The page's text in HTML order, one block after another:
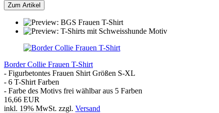
Zum Artikel
Border Collie Frauen T-Shirt
- Figurbetontes Frauen Shirt Größen S-XL
- 6 T-Shirt Farben
- Farbe des Motivs frei wählbar aus 5 Farben
16,66 EUR
inkl. 19% MwSt. zzgl. Versand